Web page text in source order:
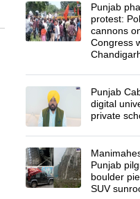
Punjab
protest:
cannons
Congress
Punjab
digital
private
Punjab
boulder
SUV